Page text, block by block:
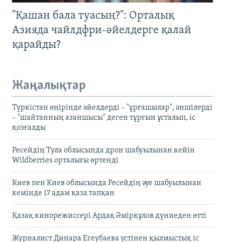
"Қашан бала туасың?": Орталық
Азияда чайлдфри-әйелдерге қалай
қарайды?
Жаңалықтар
Түркістан өңірінде әйелдерді – "ұрғашылар", әншілерді
– "шайтанның азаншысы" деген тұрғын ұсталып, іс
қозғалды
Ресейдің Тула облысында дрон шабуылынан кейін
Wildberries орталығы өртенді
Киев пен Киев облысында Ресейдің әуе шабуылынан
кемінде 17 адам қаза тапқан
Қазақ кинорежиссері Ардақ Әмірқұлов дүниеден өтті
Журналист Динара Егеубаева үстінен қылмыстық іс